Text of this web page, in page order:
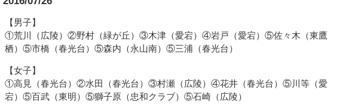
【男子】
①荒川（広陵）②野村（緑が丘）③木津（愛宕）④岩戸（愛宕）⑤佐々木（東鷹
栖）⑤市橋（春光台）⑤森内（永山南）⑤三浦（春光台）
【女子】
①高見（春光台）②水田（春光台）③村瀬（広陵）④花井（春光台）⑤川等（愛
宕）⑤百武（東明）⑤獅子原（忠和クラブ）⑤石崎（広陵）